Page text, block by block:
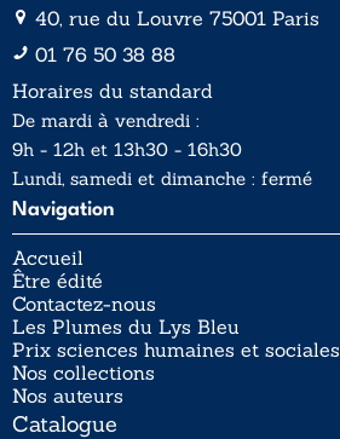
40, rue du Louvre 75001 Paris
01 76 50 38 88
Horaires du standard
De mardi à vendredi :
9h - 12h et 13h30 - 16h30
Lundi, samedi et dimanche : fermé
Navigation
Accueil
Être édité
Contactez-nous
Les Plumes du Lys Bleu
Prix sciences humaines et sociales
Nos collections
Nos auteurs
Catalogue